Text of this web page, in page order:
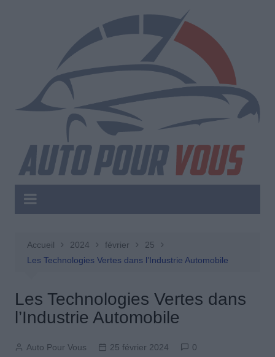
Accueil 2024 février
25
Les Technologies Vertes dans l’Industrie Automobile
Les Technologies Vertes dans
l’Industrie Automobile
Auto Pour Vous 25 février 2024
0